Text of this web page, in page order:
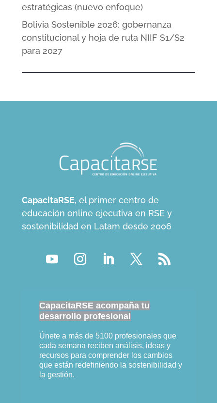
estratégicas (nuevo enfoque)
Bolivia Sostenible 2026: gobernanza
constitucional y hoja de ruta NIIF S1/S2
para 2027
CapacitaRSE, el primer centro de
educación online ejecutiva en RSE y
sostenibilidad en Latam desde 2006
CapacitaRSE acompaña tu
desarrollo profesional
Únete a más de 5100 profesionales que
cada semana reciben análisis, ideas y
recursos para comprender los cambios
que están redefiniendo la sostenibilidad y
la gestión.